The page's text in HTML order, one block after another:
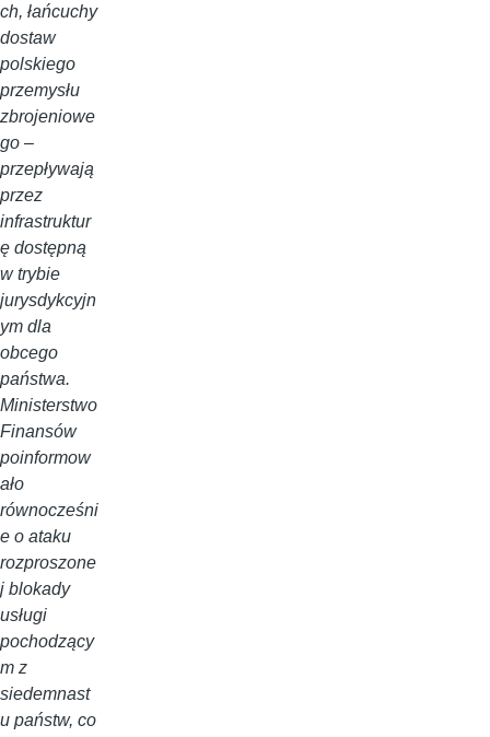
ch, łańcuchy
dostaw
polskiego
przemysłu
zbrojeniowe
go –
przepływają
przez
infrastruktur
ę dostępną
w trybie
jurysdykcyjn
ym dla
obcego
państwa.
Ministerstwo
Finansów
poinformow
ało
równocześni
e o ataku
rozproszone
j blokady
usługi
pochodzący
m z
siedemnast
u państw, co